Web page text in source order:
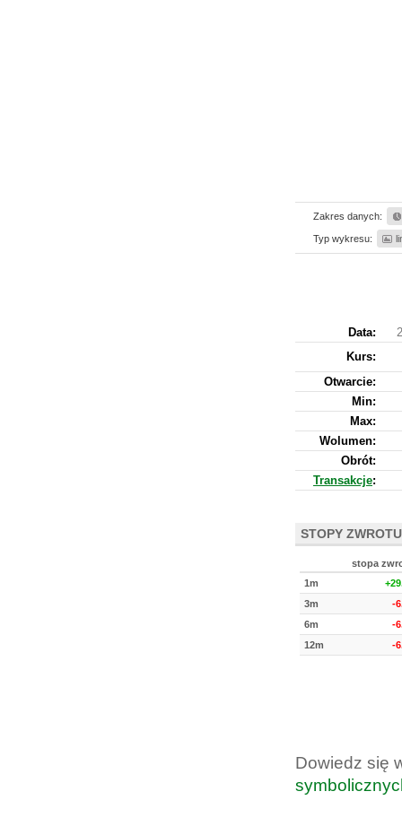
Zakres danych:
Typ wykresu:
Data:
Kurs:
Otwarcie:
Min:
Max:
Wolumen:
Obrót:
Transakcje:
STOPY ZWROTU
stopa
1m
3m
-
6m
-
12m
-
Dowiedz się